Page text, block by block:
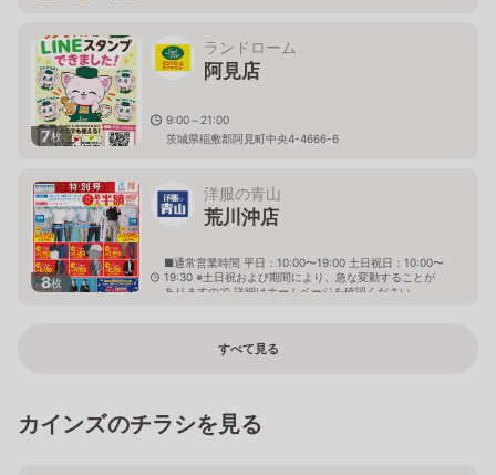
7枚
ランドローム
阿見店
9:00～21:00
茨城県稲敷郡阿見町中央4-4666-6
8枚
洋服の青山
荒川沖店
■通常営業時間 平日：10:00〜19:00 土日祝日：10:00〜
19:30 ※土日祝および期間により、急な変動することが
ありますので 詳細はホームページを確認ください
すべて見る
カインズのチラシを見る